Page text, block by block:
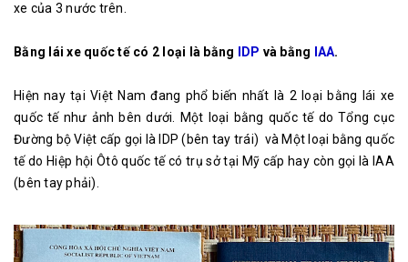
xe của 3 nước trên.
Bằng lái xe quốc tế có 2 loại là bằng IDP và bằng IAA.
Hiện nay tại Việt Nam đang phổ biến nhất là 2 loại bằng lái xe
quốc tế như ảnh bên dưới. Một loại bằng quốc tế do Tổng cục
Đường bộ Việt cấp gọi là IDP (bên tay trái) và Một loại bằng quốc
tế do Hiệp hội Ôtô quốc tế có trụ sở tại Mỹ cấp hay còn gọi là IAA
(bên tay phải).